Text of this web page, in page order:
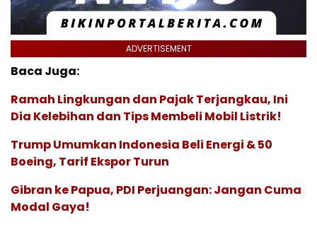
ADVERTISEMENT
Baca Juga:
Ramah Lingkungan dan Pajak Terjangkau, Ini
Dia Kelebihan dan Tips Membeli Mobil Listrik!
Trump Umumkan Indonesia Beli Energi & 50
Boeing, Tarif Ekspor Turun
Gibran ke Papua, PDI Perjuangan: Jangan Cuma
Modal Gaya!